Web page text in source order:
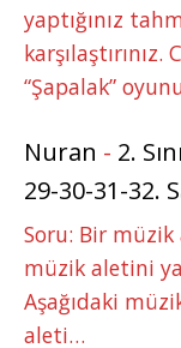
yaptığınız
“Şapalak”
Nuran - 2.
29-30-31-32.
Soru: Bir müzik
müzik aletini
Aşağıdaki
aleti…